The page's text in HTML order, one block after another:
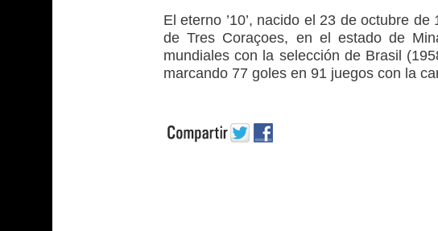
El eterno ’10’, nacido el 23 de octubre
de Tres Coraçoes, en el estado de
mundiales con la selección de Brasil
marcando 77 goles en 91 juegos con la